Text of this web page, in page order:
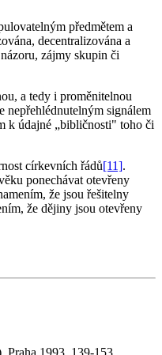
předmětem a
decentralizována a
zájmy skupin či
a tedy i proměnitelnou
signálem
k údajné „bibličnosti" toho či
církevních řádů[11].
ponechávat otevřeny
že jsou řešitelny
že dějiny jsou otevřeny
1993, 139-153.